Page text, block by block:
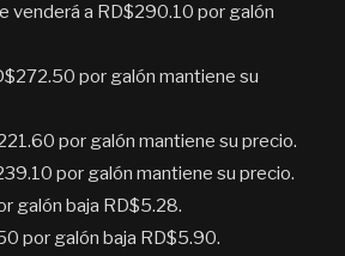
venderá a RD$290.10 por galón
por galón mantiene su
por galón mantiene su precio.
por galón mantiene su precio.
galón baja RD$5.28.
por galón baja RD$5.90.